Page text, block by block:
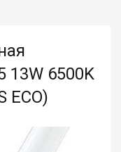
13W 6500K
ECO)